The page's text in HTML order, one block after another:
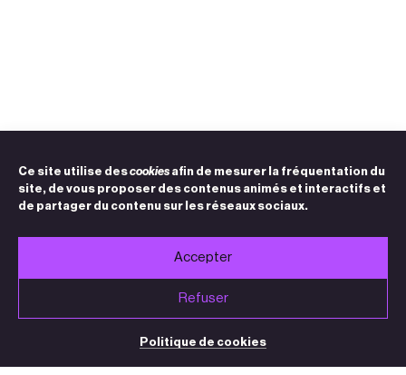
Ce site utilise descookies afin de mesurer la fréquentation du
site, de vous proposer des contenus animés et interactifs et
de partager du contenu sur les réseaux sociaux.
Accepter
Refuser
Politique de cookies